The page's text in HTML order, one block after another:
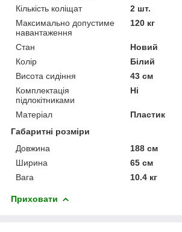
Кількість коліщат
2 шт.
Максимально допустиме
навантаження
120 кг
Стан
Новий
Колір
Білий
Висота сидіння
43 см
Комплектація
підлокітниками
Ні
Матеріал
Пластик
Габаритні розміри
Довжина
188 см
Ширина
65 см
Вага
10.4 кг
Приховати